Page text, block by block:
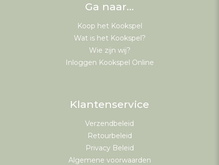
Ga naar…
Koop het Kookspel
Wat is het Kookspel?
Wie zijn wij?
Inloggen Kookspel Online
Klantenservice
Verzendbeleid
Retourbeleid
Privacy Beleid
Algemene voorwaarden